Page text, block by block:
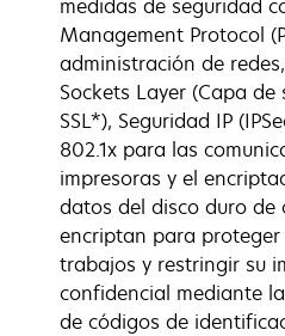
medidas de seguridad
Management Protocol
administración de
Sockets Layer (Capa de
SSL*), Seguridad IP
802.1x para las
impresoras y el
datos del disco duro de
encriptan para
trabajos y restringir su
confidencial mediante
de códigos de